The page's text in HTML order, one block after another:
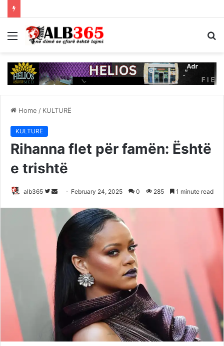
Menu
Home / KULTURË
KULTURË
Rihanna flet për famën: Është
e trishtë
alb365
Follow
Twitter
Send
email
February 24, 2025 0 285 1 minute read